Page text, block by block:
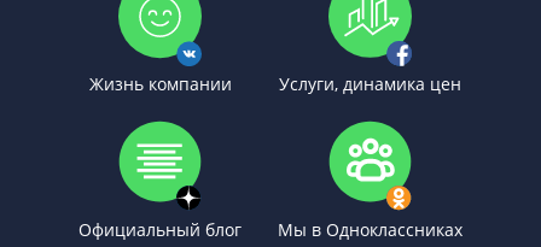
Жизнь компании Услуги, динамика цен
Официальный блог Мы в Одноклассниках